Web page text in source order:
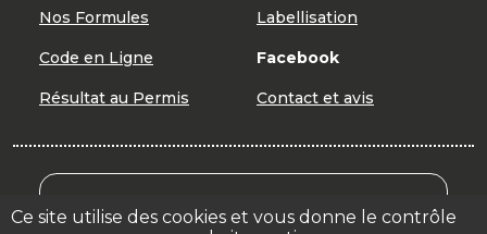
Ce site utilise des cookies et vous donne le contrôle
Nos Formules Labellisation
Code en Ligne Facebook
Résultat au Permis Contact et avis